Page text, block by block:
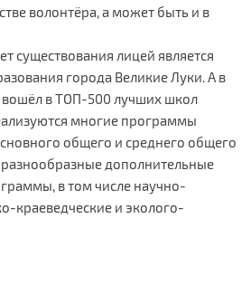
волонтёра, а может быть и в
существования лицей является
города Великие Луки. А в
вошёл в ТОП-500 лучших школ
многие программы
общего и среднего общего
дополнительные
в том числе научно-
краеведческие и эколого-